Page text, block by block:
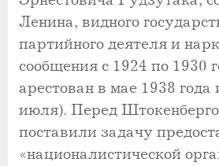
Ленина, видного
партийного деятеля и
сообщения с 1924 по 1930
арестован в мае 1938 года
июля). Перед
поставили задачу
«националистической